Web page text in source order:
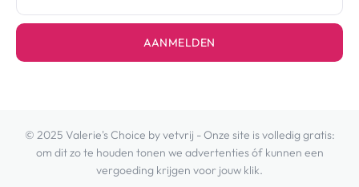
AANMELDEN
© 2025 Valerie's Choice by vetvrij - Onze site is volledig gratis:
om dit zo te houden tonen we advertenties óf kunnen een
vergoeding krijgen voor jouw klik.